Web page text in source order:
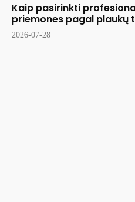
Kaip pasirinkti
priemones pagal plaukų
2026-07-28